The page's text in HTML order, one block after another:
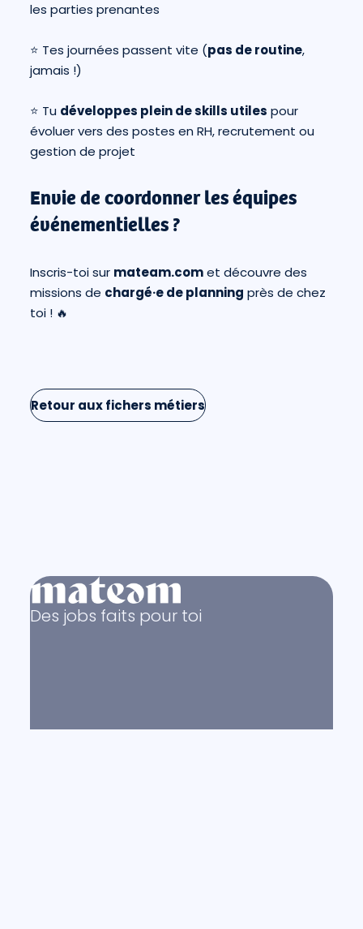
les parties prenantes
⭐ Tes journées passent vite (pas de routine,
jamais !)
⭐ Tu développes plein de skills utiles pour
évoluer vers des postes en RH, recrutement ou
gestion de projet
Envie de coordonner les équipes
événementielles ?
Inscris-toi sur mateam.comet découvre des
missions de chargé·e de planning près de chez
toi ! 🔥
Retour aux fichers métiers
Des jobs faits pour toi